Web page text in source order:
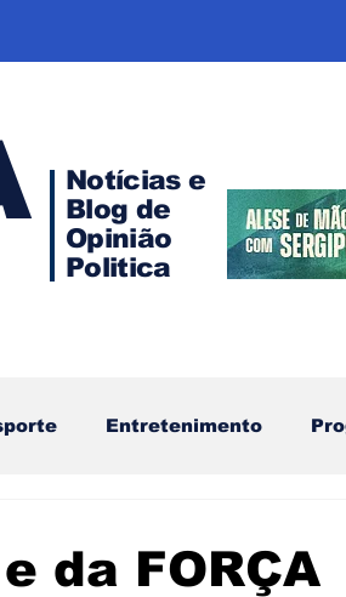
Notícias e
Blog de
Opinião
Politica
Entretenimento
da FORÇA